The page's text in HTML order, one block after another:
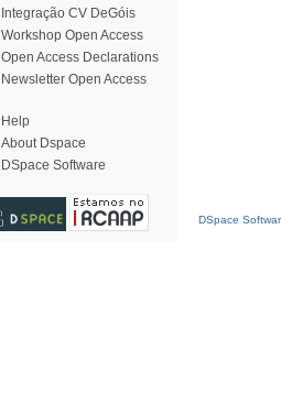
Integração CV DeGóis
Workshop Open Access
Open Access Declarations
Newsletter Open Access
Help
About Dspace
DSpace Software
DSpace